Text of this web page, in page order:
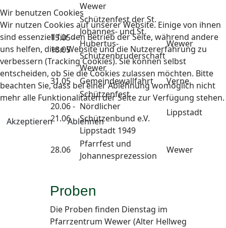
Wewer
15.05 -
18.05
Schützenfest der St.
Johannes- und St.
Hubertus-
Schützenbruderschaft
Wewer
Wewer
31.05 Gemeindewallfahrt Verne
20.06 -
21.06
Schützenfest
Nördlicher
Schützenbund e.V.
Lippstadt 1949
Lippstadt
28.06
Pfarrfest und
Johannesprezession
Wewer
Proben
Die Proben finden Dienstag im
Pfarrzentrum Wewer (Alter Hellweg
Wir benutzen Cookies
Wir nutzen Cookies auf unserer Website. Einige von ihnen
sind essenziell für den Betrieb der Seite, während andere
uns helfen, diese Website und die Nutzererfahrung zu
verbessern (Tracking Cookies). Sie können selbst
entscheiden, ob Sie die Cookies zulassen möchten. Bitte
beachten Sie, dass bei einer Ablehnung womöglich nicht
mehr alle Funktionalitäten der Seite zur Verfügung stehen.
Akzeptieren Ablehnen